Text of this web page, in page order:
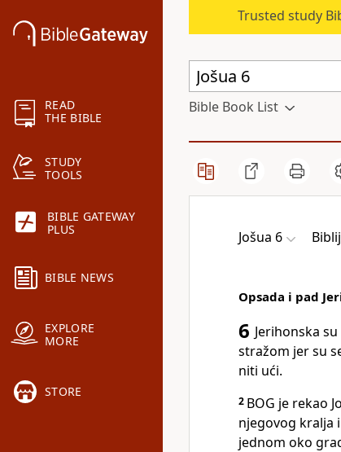
READ
THE BIBLE
STUDY
TOOLS
BIBLE GATEWAY
PLUS
BIBLE NEWS
EXPLORE
MORE
STORE
Trusted study
Bible Book List
Jošua 6
Opsada i pad
6 Jerihonska
stražom jer su
niti ući.
2 BOG je rekao
njegovog kralja
jednom oko